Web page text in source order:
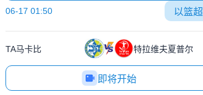
06-17 01:50 以篮超
TA马卡比 特拉维夫夏普尔
即将开始